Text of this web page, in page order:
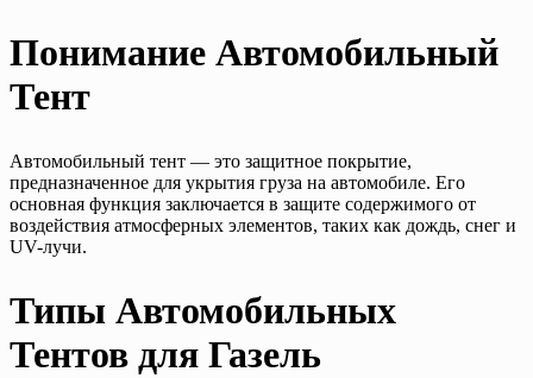
Понимание Автомобильный
Тент
Автомобильный тент — это защитное покрытие,
предназначенное для укрытия груза на автомобиле. Его
основная функция заключается в защитe содержимого от
воздействия атмосферных элементов, таких как дождь, снег и
UV-лучи.
Типы Автомобильных
Тентов для Газель